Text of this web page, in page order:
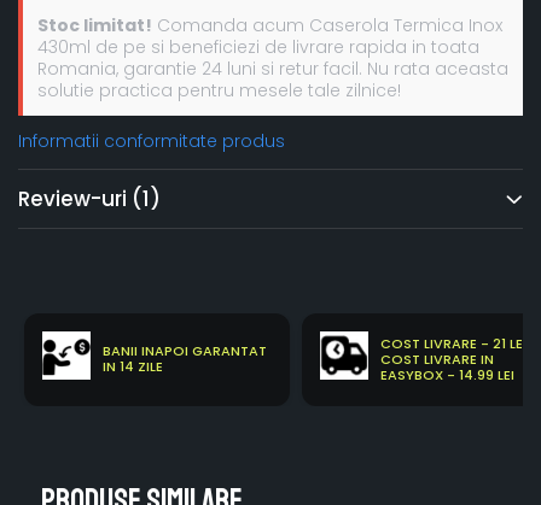
Stoc limitat! Comanda acum Caserola Termica Inox
430ml de pe si beneficiezi de livrare rapida in toata
Romania, garantie 24 luni si retur facil. Nu rata aceasta
solutie practica pentru mesele tale zilnice!
Informatii conformitate produs
Review-uri (1)
BANII INAPOI GARANTAT
IN 14 ZILE
COST LIVRARE - 21 LEI
COST LIVRARE IN
EASYBOX - 14.99 LEI